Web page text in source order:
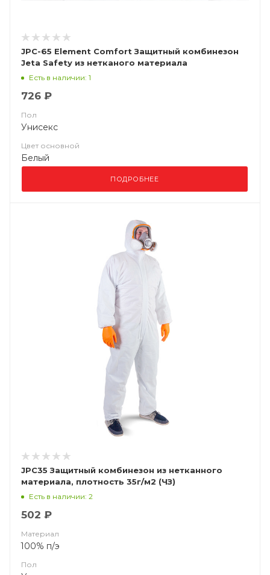
JPC-65 Element Comfort Защитный комбинезон
Jeta Safety из нетканого материала
(полипропилен, ламинированный полиэтиленом
Есть в наличии: 1
726 ₽
Пол
Унисекс
Цвет основной
Белый
ПОДРОБНЕЕ
JPC35 Защитный комбинезон из нетканного
материала, плотность 35г/м2 (ЧЗ)
Есть в наличии: 2
502 ₽
Материал
100% п/э
Пол